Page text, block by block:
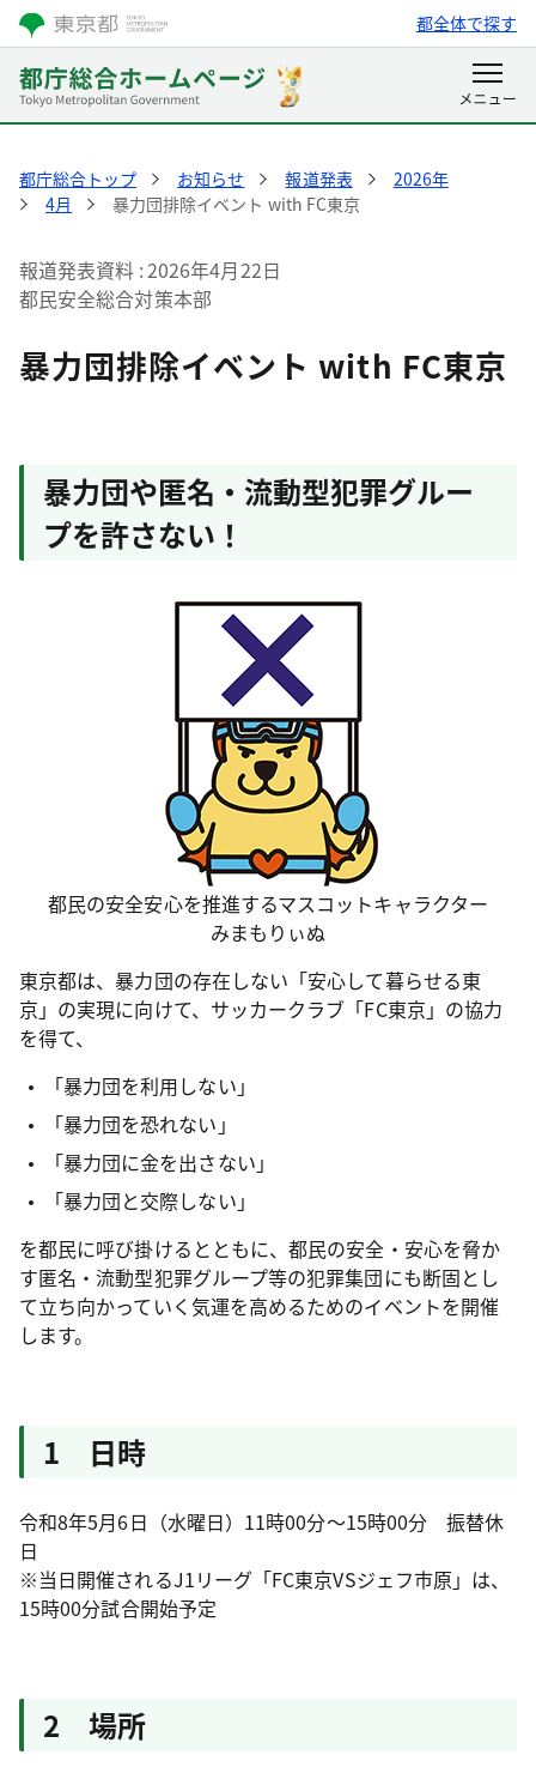
都全体で探す
都庁総合トップ お知らせ 報道発表
2026年
4月
暴力団排除イベント with FC東京
報道発表資料 2026年4月22日
都民安全総合対策本部
暴力団排除イベント with FC東京
暴力団や匿名・流動型犯罪グルー
プを許さない！
都民の安全安心を推進するマスコットキャラクター
みまもりぃぬ
東京都は、暴力団の存在しない「安心して暮らせる東
京」の実現に向けて、サッカークラブ「FC東京」の協力
を得て、
「暴力団を利用しない」
「暴力団を恐れない」
「暴力団に金を出さない」
「暴力団と交際しない」
を都民に呼び掛けるとともに、都民の安全・安心を脅か
す匿名・流動型犯罪グループ等の犯罪集団にも断固とし
て立ち向かっていく気運を高めるためのイベントを開催
します。
1 日時
令和8年5月6日（水曜日）11時00分～15時00分 振替休
日
※当日開催されるJ1リーグ「FC東京VSジェフ市原」は、
15時00分試合開始予定
2 場所